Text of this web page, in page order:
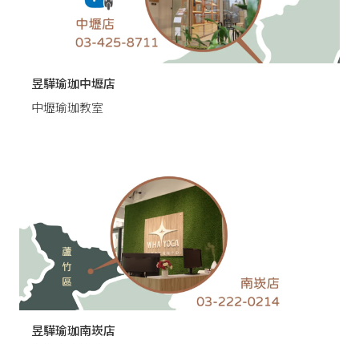
昱驊瑜珈中壢店
中壢瑜珈教室
昱驊瑜珈南崁店